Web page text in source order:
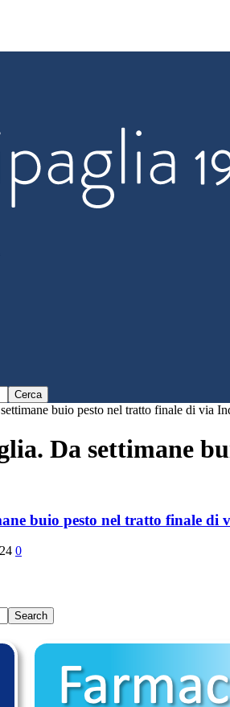
buio pesto nel tratto finale di via
Da settimane
buio pesto nel tratto finale di
0